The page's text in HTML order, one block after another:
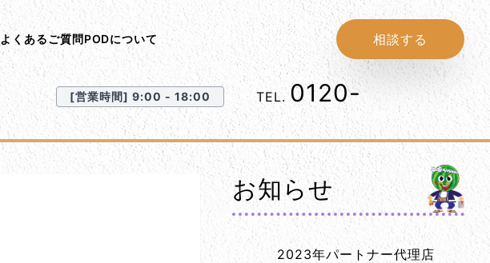
よくあるご質問PODについて 相談する
[営業時間] 9:00 - 18:00 TEL.0120-1152-86
お知らせ
2023年パートナー代理店